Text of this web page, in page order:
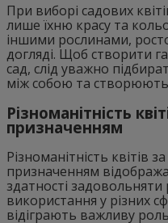
При виборі садових
лише їхню красу та
іншими рослинами,
догляді. Щоб створити
сад, слід уважно
між собою та
Різноманітність
призначенням
Різноманітність квітів
призначенням
здатності задовольняти
використання у різних
відіграють важливу